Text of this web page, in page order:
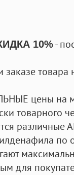
10%-
заказе
цены на
товарного
по
для